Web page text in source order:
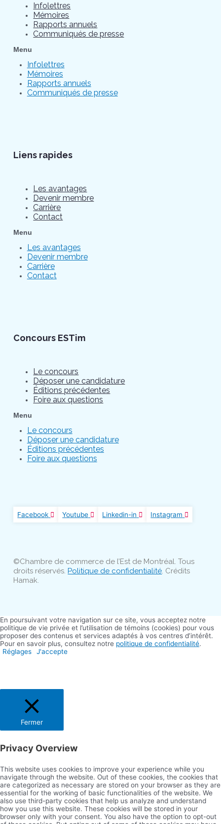
Infolettres
Mémoires
Rapports annuels
Communiqués de presse
Menu
Infolettres
Mémoires
Rapports annuels
Communiqués de presse
Liens rapides
Les avantages
Devenir membre
Carrière
Contact
Menu
Les avantages
Devenir membre
Carrière
Contact
Concours ESTim
Le concours
Déposer une candidature
Éditions précédentes
Foire aux questions
Menu
Le concours
Déposer une candidature
Éditions précédentes
Foire aux questions
Facebook Youtube Linkedin-in Instagram
©Chambre de commerce de l’Est de Montréal. Tous
droits réservés.Politique de confidentialité . Crédits
Hamak.
En poursuivant votre navigation sur ce site, vous acceptez notre
politique de vie privée et l’utilisation de témoins (cookies) pour vous
proposer des contenus et services adaptés à vos centres d’intérêt.
Pour en savoir plus, consultez notre politique de confidentialité.
Réglages
J'accepte
Fermer
Privacy Overview
This website uses cookies to improve your experience while you
navigate through the website. Out of these cookies, the cookies that
are categorized as necessary are stored on your browser as they are
essential for the working of basic functionalities of the website. We
also use third-party cookies that help us analyze and understand
how you use this website. These cookies will be stored in your
browser only with your consent. You also have the option to opt-out